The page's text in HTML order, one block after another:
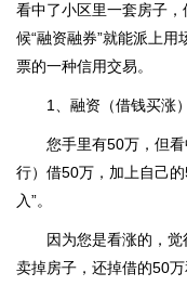
看中了小区里一套房子
候“融资融券”就能派上
票的一种信用交易。
1、融资（借钱买涨
您手里有50万，但
行）借50万，加上自己
入”。
因为您是看涨的，
卖掉房子，还掉借的50